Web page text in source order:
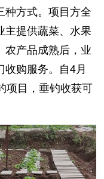
种方式。项目方全
主提供蔬菜、水果
农产品成熟后，业
购服务。自4月
项目，垂钓收获可